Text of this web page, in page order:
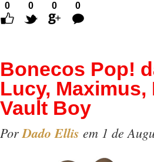
0 0 0
0
Comentários
Bonecos Pop!
Lucy, Maximus,
Vault Boy
PorDado Ellis em 1 de